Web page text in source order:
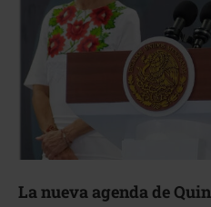
La nueva agenda de